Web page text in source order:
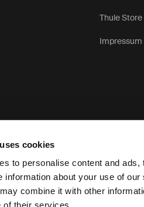
cookies
to personalise content and
information about your use of
combine it with other
their services.
Thule Store
Impressum